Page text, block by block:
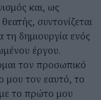
και, ως
συντονίζεται
τη δημιουργία ενός
έργου.
τον προσωπικό
μου τον εαυτό, το
το πρώτο μου